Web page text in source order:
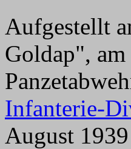
Aufgestellt
Goldap",
Infanterie-
August